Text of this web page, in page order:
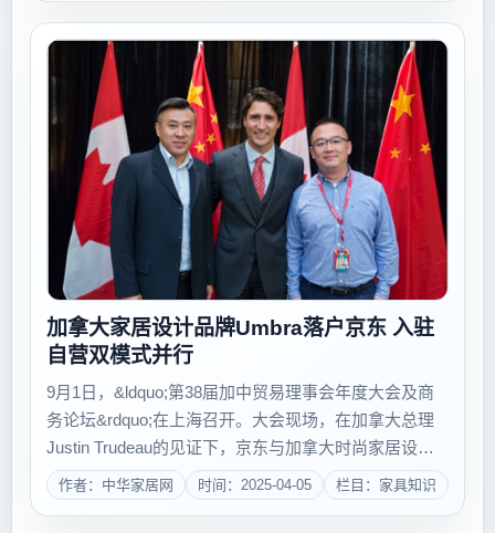
加拿大家居设计品牌Umbra落户京东 入驻
自营双模式并行
9月1日，&ldquo;第38届加中贸易理事会年度大会及商
务论坛&rdquo;在上海召开。大会现场，在加拿大总理
Justin Trudeau的见证下，京东与加拿大时尚家居设计
品牌Umbra签署战略合作协议，同时开启品牌入驻与自
营模式的合作，京东由此成为Umbra在全球范围内首
作者：中华家居网 时间：2025-04-05 栏目：家具知识